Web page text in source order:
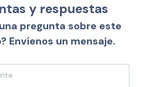
y respuestas
pregunta sobre este
Envíenos un mensaje.